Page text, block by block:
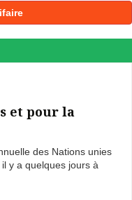
et pour la
des Nations unies
y a quelques jours à